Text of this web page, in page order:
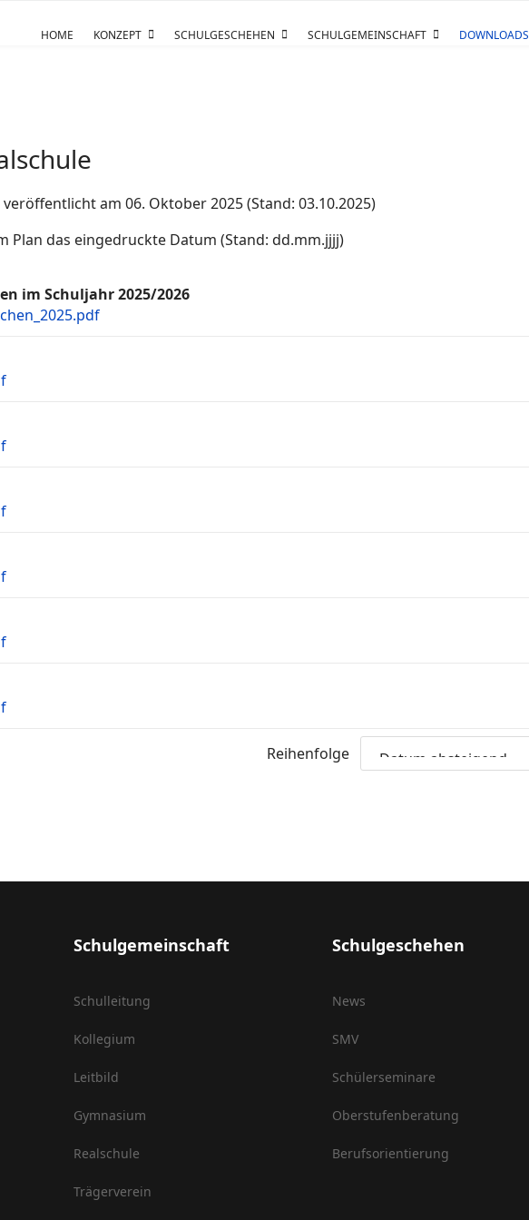
HOME KONZEPT SCHULGESCHEHEN SCHULGEMEINSCHAFT DOWNLOADS
am 06. Oktober 2025 (Stand: 03.10.2025)
Plan das eingedruckte Datum (Stand: dd.mm.jjjj)
im Schuljahr 2025/2026
Reihenfolge
Schulgemeinschaft
Schulleitung
Kollegium
Leitbild
Gymnasium
Realschule
Trägerverein
Schulgeschehen
News
SMV
Schülerseminare
Oberstufenberatung
Berufsorientierung